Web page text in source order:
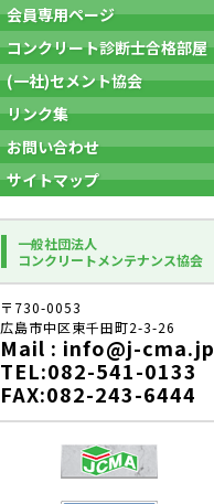
会員専用ページ
コンクリート診断士合格部屋
(一社)セメント協会
リンク集
お問い合わせ
サイトマップ
一般社団法人
コンクリートメンテナンス協会
〒730-0053
広島市中区東千田町2-3-26
Mail : info@j-cma.jp
TEL:082-541-0133
FAX:082-243-6444